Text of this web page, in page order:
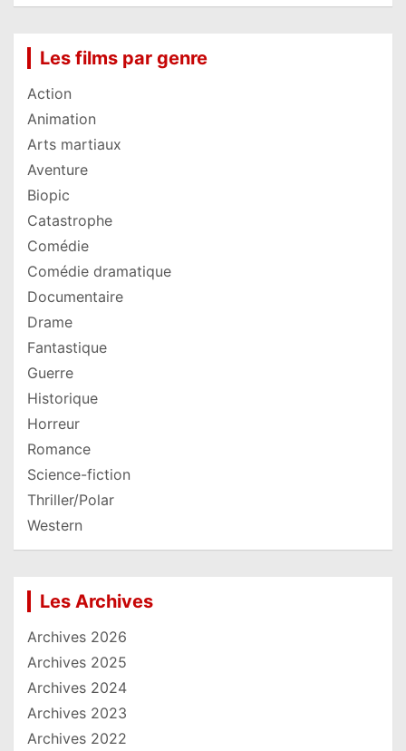
Les films par genre
Action
Animation
Arts martiaux
Aventure
Biopic
Catastrophe
Comédie
Comédie dramatique
Documentaire
Drame
Fantastique
Guerre
Historique
Horreur
Romance
Science-fiction
Thriller/Polar
Western
Les Archives
Archives 2026
Archives 2025
Archives 2024
Archives 2023
Archives 2022